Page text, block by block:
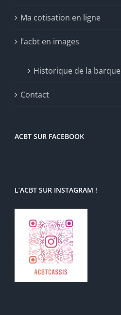
Ma cotisation en ligne
l’acbt en images
Historique de la barque
Contact
ACBT SUR FACEBOOK
L’ACBT SUR INSTAGRAM !